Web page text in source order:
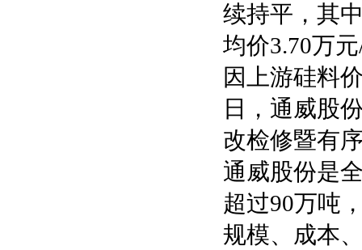
续持平，其
均价3.70万
因上游硅料
日，通威股
改检修暨有
通威股份是
超过90万吨
规模、成本